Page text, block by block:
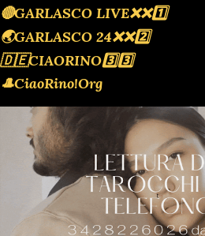
🔴GARLASCO LIVE❌️❌️1️⃣
🌏GARLASCO 24❌️❌️2️⃣
🇩🇪CIAORINO3️⃣3️⃣
🎩CiaoRino!Org